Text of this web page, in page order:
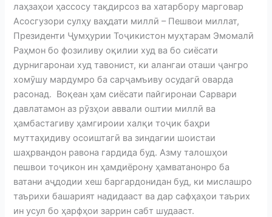
лаҳзаҳои ҳассосу тақдирсоз ва хатарбору марговар
Асосгузори сулҳу ваҳдати миллӣ – Пешвои миллат,
Президенти Ҷумҳурии Тоҷикистон муҳтарам Эмомалӣ
Раҳмон бо фозиливу оқилии худ ва бо сиёсати
дурнигаронаи худ тавонист, ки алангаи оташи ҷангро
хомӯшу мардумро ба сарҷамъиву осудагӣ оварда
расонад. Воқеан ҳам сиёсати пайгиронаи Сарвари
давлатамон аз рӯзҳои аввали оштии миллӣ ва
ҳамбастагиву ҳамгироии халқи тоҷик баҳри
муттаҳидиву осоиштагӣ ва зиндагии шоистаи
шаҳрвандон равона гардида буд. Азму талошҳои
пешвои тоҷикон ин ҳамдиёрону ҳамватанонро ба
ватани аҷдодии хеш баргардонидан буд, ки мислашро
таърихи башарият надидааст ва дар сафҳаҳои таърих
ин усул бо ҳарфҳои заррин сабт шудааст.